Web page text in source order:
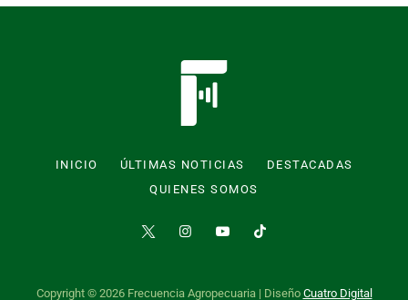
INICIO ÚLTIMAS NOTICIAS
DESTACADAS
QUIENES SOMOS
Copyright © 2026 Frecuencia Agropecuaria | Diseño Cuatro Digital